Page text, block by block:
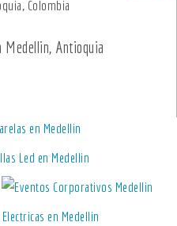
Colombia
Medellin, Antioquia